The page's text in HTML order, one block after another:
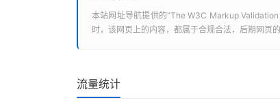
本站网址导航提供的“The W3C Markup
时，该网页上的内容，都属于合规合法，后期网页
流量统计